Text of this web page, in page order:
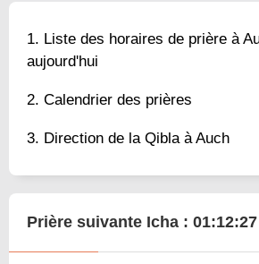
Liste des horaires de prière à
aujourd'hui
Calendrier des prières
Direction de la Qibla à Auch
Prière suivante Icha : 01:12:26